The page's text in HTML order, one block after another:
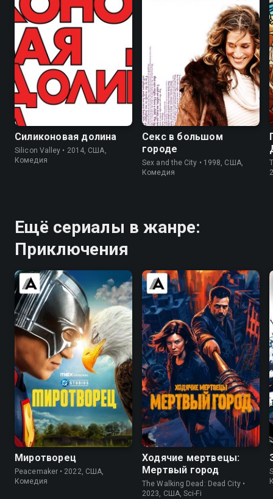
8.4 8.5
Силиконовая долина
Silicon Valley • 2014, США,
Комедия
8.2 7.4
Секс в большом
городе
Sex and the City • 1998, США,
Комедия
Ещё сериалы в жанре:
Приключения
8.0 8.2
Миротворец
Peacemaker • 2022, США,
Комедия
7.5 7.0
Ходячие мертвецы:
Мертвый город
The Walking Dead: Dead City •
2023, США, Sci-Fi